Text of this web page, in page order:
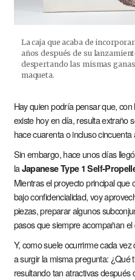
La caja que acaba de
años después de su
despertando las mismas
maqueta.
Hay quien podría pensar que,
existe hoy en día, resulta extraño
hace cuarenta o incluso cincuenta
Sin embargo, hace unos días
laJapanese Type 1 Self-
Mientras el proyecto principal
bajo confidencialidad, voy
piezas, preparar algunos
pasos que siempre acompañan
Y, como suele ocurrirme cada
a surgir la misma pregunta:
resultando tan atractivas después